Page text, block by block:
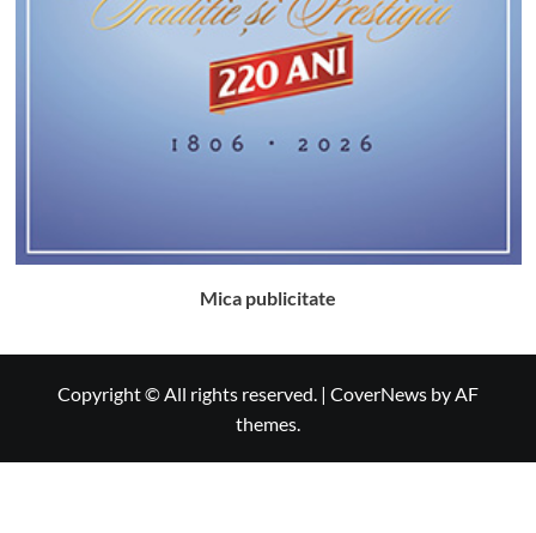
Mica publicitate
Copyright © All rights reserved. | CoverNews by AF
themes.